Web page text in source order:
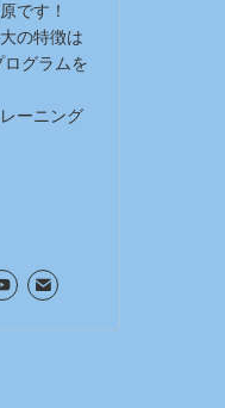
です！
の特徴は
ログラムを
ーニング